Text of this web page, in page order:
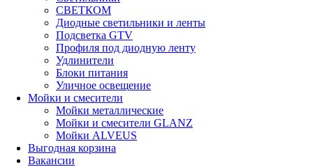
СВЕТКОМ
Диодные светильники и ленты
Подсветка GTV
Профиля под диодную ленту
Удлинители
Блоки питания
Уличное освещение
Мойки и смесители
Мойки металлические
Мойки и смесители GLANZ
Мойки ALVEUS
Выгодная корзина
Вакансии